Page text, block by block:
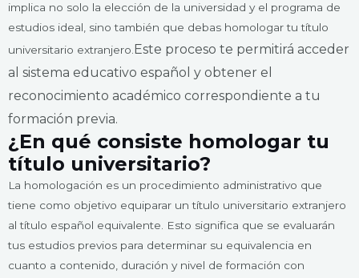
implica no solo la elección de la universidad y el programa de
estudios ideal, sino también que debas homologar tu título
universitario extranjero. Este proceso te permitirá acceder
al sistema educativo español y obtener el
reconocimiento académico correspondiente a tu
formación previa.
¿En qué consiste homologar tu
título universitario?
La homologación es un procedimiento administrativo que
tiene como objetivo equiparar un título universitario extranjero
al título español equivalente. Esto significa que se evaluarán
tus estudios previos para determinar su equivalencia en
cuanto a contenido, duración y nivel de formación con